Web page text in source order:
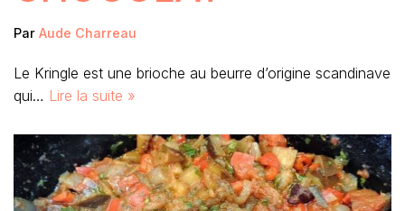
Par Aude Charreau
Le Kringle est une brioche au beurre d’origine scandinave
qui… Lire la suite »